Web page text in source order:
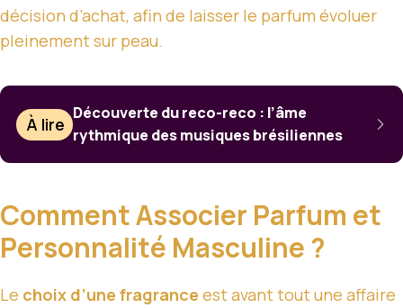
décision d’achat, afin de laisser le parfum évoluer
pleinement sur peau.
À lire
Découverte du reco-reco : l’âme
rythmique des musiques brésiliennes
Comment Associer Parfum et
Personnalité Masculine ?
Le choix d’une fragrance est avant tout une affaire